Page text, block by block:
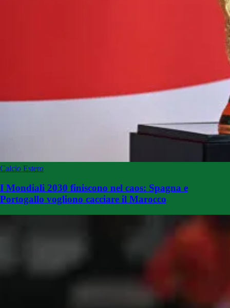
Calcio Estero
I Mondiali 2030 finiscono nel caos: Spagna e
Portogallo vogliono cacciare il Marocco